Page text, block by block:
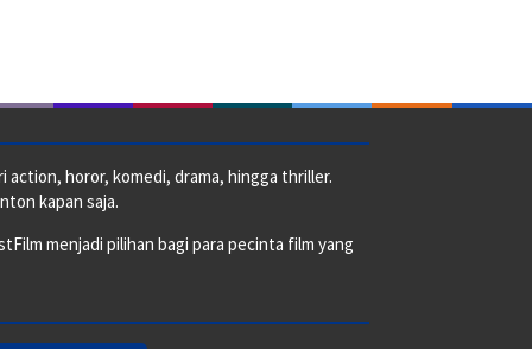
horor, komedi, drama, hingga thriller.
kapan saja.
menjadi pilihan bagi para pecinta film yang